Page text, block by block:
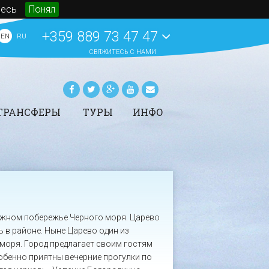
Понял
ТУРЫ ИНФО
EN RU +359 889 73 47 47
СВЯЖИТЕСЬ С НАМИ
побережье Черного моря. Царево
в районе. Ныне Царево один из
Город предлагает своим гостям
приятны вечерние прогулки по